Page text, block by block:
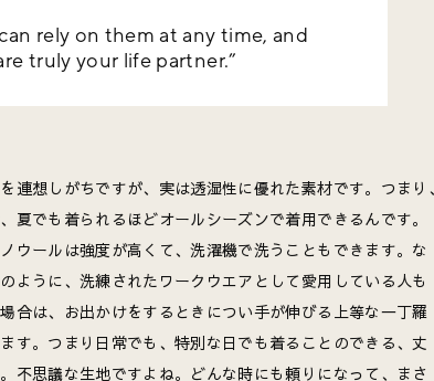
rely on them at any time, and
truly your life partner.”
連想しがちですが、実は透湿性に優れた素材です。つまり、
夏でも着られるほどオールシーズンで着用できるんです。
ウールは強度が高くて、洗濯機で洗うこともできます。な
ように、洗練されたワークウエアとして愛用している人も
合は、お出かけをするときについ手が伸びる上等な一丁羅
す。つまり日常でも、特別な日でも着ることのできる、丈
不思議な生地ですよね。どんな時にも頼りになって、まさ